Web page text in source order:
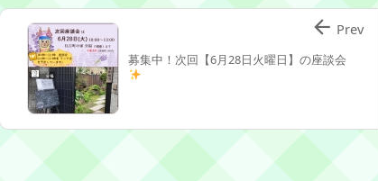
募集中！次回【6月28日火曜日】の座談会
 Prev